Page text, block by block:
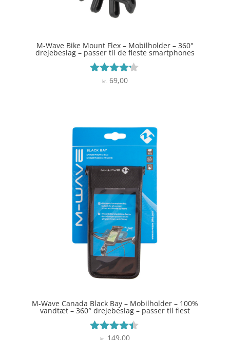
M-Wave Bike Mount Flex – Mobilholder – 360°
drejebeslag – passer til de fleste smartphones
Vurderet
kr. 69,00
M-Wave Canada Black Bay – Mobilholder – 100%
vandtæt – 360° drejebeslag – passer til flest
149,00